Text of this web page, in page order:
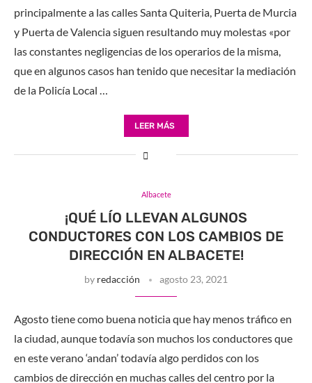
principalmente a las calles Santa Quiteria, Puerta de Murcia
y Puerta de Valencia siguen resultando muy molestas «por
las constantes negligencias de los operarios de la misma,
que en algunos casos han tenido que necesitar la mediación
de la Policía Local …
LEER MÁS
Albacete
¡QUÉ LÍO LLEVAN ALGUNOS
CONDUCTORES CON LOS CAMBIOS DE
DIRECCIÓN EN ALBACETE!
by redacción agosto 23, 2021
Agosto tiene como buena noticia que hay menos tráfico en
la ciudad, aunque todavía son muchos los conductores que
en este verano ‘andan’ todavía algo perdidos con los
cambios de dirección en muchas calles del centro por la